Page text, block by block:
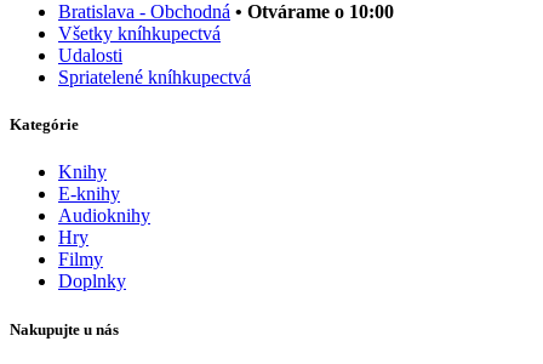
Bratislava - Obchodná • Otvárame o 10:00
Všetky kníhkupectvá
Udalosti
Spriatelené kníhkupectvá
Kategórie
Knihy
E-knihy
Audioknihy
Hry
Filmy
Doplnky
Nakupujte u nás